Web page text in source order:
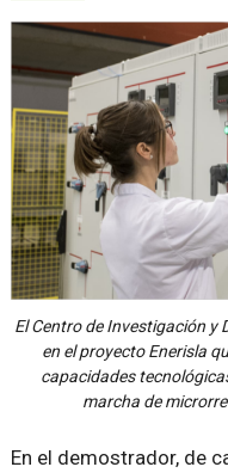
El Centro de Investigación y
en el proyecto Enerisla
capacidades
marcha de
En el demostrador, de